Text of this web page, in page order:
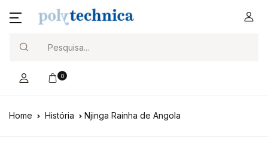
0
Home História Njinga Rainha de Angola